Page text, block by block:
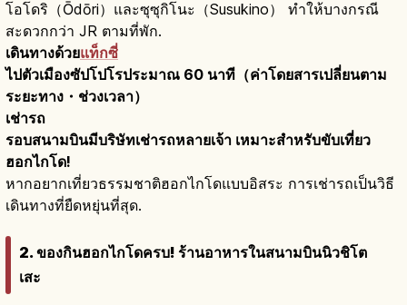
โอโดริ（Ōdōri）และซุซุกิโนะ（Susukino） ทำให้บางกรณี
สะดวกกว่า JR ตามที่พัก.
เดินทางด้วยแท็กซี่
ไปตัวเมืองซัปโปโรประมาณ 60 นาที（ค่าโดยสารเปลี่ยนตาม
ระยะทาง・ช่วงเวลา）
เช่ารถ
รอบสนามบินมีบริษัทเช่ารถหลายเจ้า เหมาะสำหรับขับเที่ยว
ฮอกไกโด!
หากอยากเที่ยวธรรมชาติฮอกไกโดแบบอิสระ การเช่ารถเป็นวิธี
เดินทางที่ยืดหยุ่นที่สุด.
2. ของกินฮอกไกโดครบ! ร้านอาหารในสนามบินนิวชิโต
เสะ